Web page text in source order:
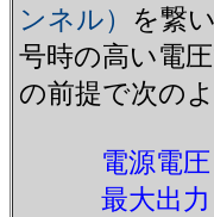
ンネル） を繋
号時の高い電
の前提で次の
電源電圧
最大出力